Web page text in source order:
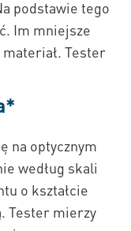
podstawie tego
Im mniejsze
Tester
na optycznym
według skali
o kształcie
Tester mierzy